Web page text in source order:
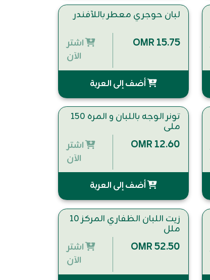
لبان حوجري معطر باللآفندر
OMR 15.75
اشتر
الآن
أضف إلى العربة
تونر الوجه باللبان و المره 150
ملي
OMR 12.60
اشتر
الآن
أضف إلى العربة
زيت اللبان الظفاري المركز 10
ملل
OMR 52.50
اشتر
الآن